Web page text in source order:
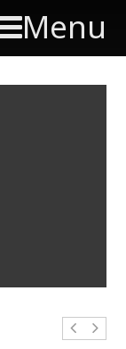
Menu